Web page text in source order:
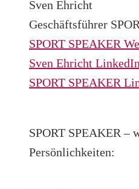
Sven Ehricht
Geschäftsführer
SPORT SPEAKER
Sven Ehricht LinkedIn
SPORT SPEAKER
SPORT SPEAKER –
Persönlichkeiten: